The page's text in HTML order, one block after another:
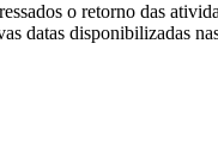
o retorno das
datas disponibilizadas